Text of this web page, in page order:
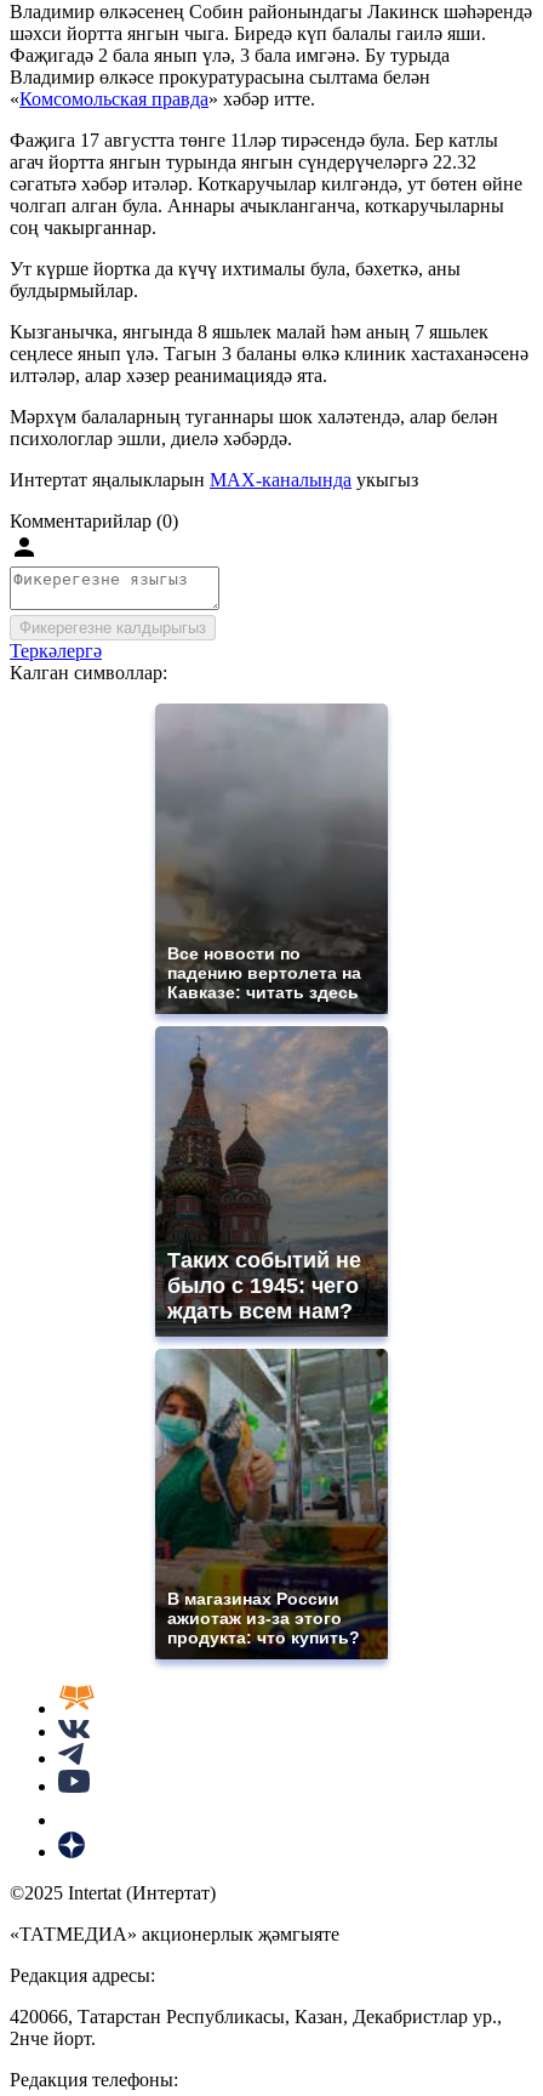
Владимир өлкәсенең Собин районындагы Лакинск шәһәрендә
шәхси йортта янгын чыга. Биредә күп балалы гаилә яши.
Фаҗигадә 2 бала янып үлә, 3 бала имгәнә. Бу турыда
Владимир өлкәсе прокуратурасына сылтама белән
«Комсомольская правда» хәбәр итте.
Фаҗига 17 августта төнге 11ләр тирәсендә була. Бер катлы
агач йортта янгын турында янгын сүндерүчеләргә 22.32
сәгатьтә хәбәр итәләр. Коткаручылар килгәндә, ут бөтен өйне
чолгап алган була. Аннары ачыкланганча, коткаручыларны
соң чакырганнар.
Ут күрше йортка да күчү ихтималы була, бәхеткә, аны
булдырмыйлар.
Кызганычка, янгында 8 яшьлек малай һәм аның 7 яшьлек
сеңлесе янып үлә. Тагын 3 баланы өлкә клиник хастаханәсенә
илтәләр, алар хәзер реанимациядә ята.
Мәрхүм балаларның туганнары шок халәтендә, алар белән
психологлар эшли, диелә хәбәрдә.
Интертат яңалыкларын MAX-каналында укыгыз
Комментарийлар (0)
Фикерегезне калдырыгыз
Теркәлергә
Калган символлар:
Все новости по
падению вертолета на
Кавказе: читать здесь
Таких событий не
было с 1945: чего
ждать всем нам?
В магазинах России
ажиотаж из-за этого
продукта: что купить?
©2025 Intertat (Интертат)
«ТАТМЕДИА» акционерлык җәмгыяте
Редакция адресы:
420066, Татарстан Республикасы, Казан, Декабристлар ур.,
2нче йорт.
Редакция телефоны: